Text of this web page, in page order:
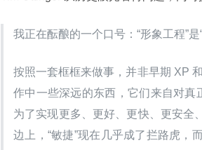
我正在酝酿的一个口号：“形象工程”是
按照一套框框来做事，并非早期 XP
作中一些深远的东西，它们来自对
为了实现更多、更好、更快、更安全
边上，“敏捷”现在几乎成了拦路虎，